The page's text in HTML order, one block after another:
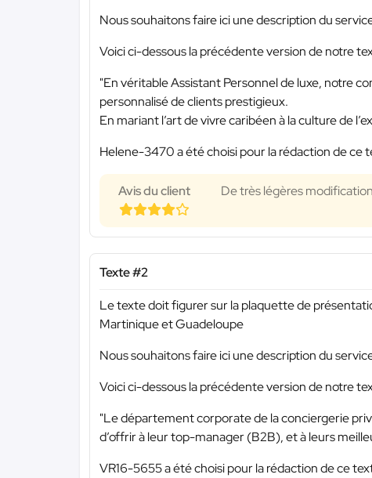
Nous souhaitons faire ici une description du
Voici ci-dessous la précédente version de notre
"En véritable Assistant Personnel de luxe, notre
personnalisé de clients prestigieux.
En mariant l’art de vivre caribéen à la culture de
Helene-3470 a été choisi pour la rédaction de ce
Avis du client De très légères
Texte #2
Le texte doit figurer sur la plaquette de
Martinique et Guadeloupe
Nous souhaitons faire ici une description du
Voici ci-dessous la précédente version de notre
"Le département corporate de la conciergerie
d’offrir à leur top-manager (B2B), et à leurs
VR16-5655 a été choisi pour la rédaction de ce